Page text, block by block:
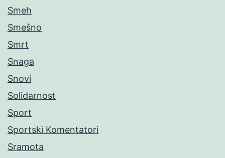
Smeh
Smešno
Smrt
Snaga
Snovi
Solidarnost
Sport
Sportski Komentatori
Sramota